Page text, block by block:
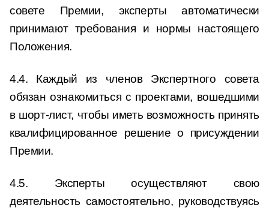
совете Премии, эксперты автоматически
принимают требования и нормы настоящего
Положения.
4.4. Каждый из членов Экспертного совета
обязан ознакомиться с проектами, вошедшими
в шорт-лист, чтобы иметь возможность принять
квалифицированное решение о присуждении
Премии.
4.5. Эксперты осуществляют свою
деятельность самостоятельно, руководствуясь